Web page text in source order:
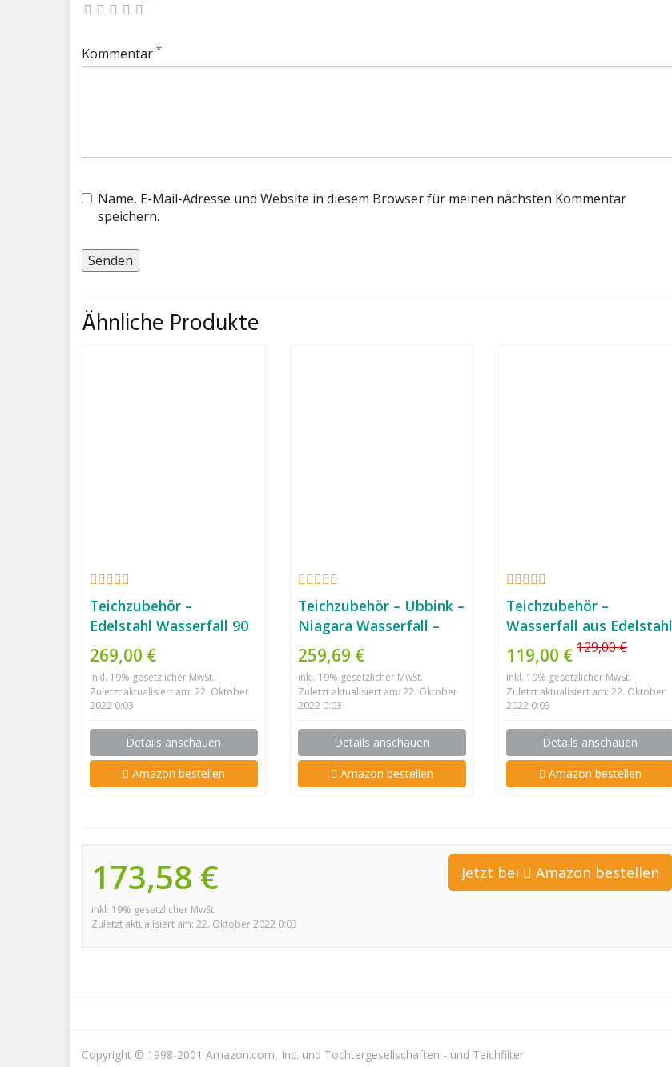
Kommentar *
Name, E-Mail-Adresse und Website in diesem Browser für meinen nächsten Kommentar
speichern.
Ähnliche Produkte
Teichzubehör –
Edelstahl Wasserfall 90
cm
269,00 €
inkl. 19% gesetzlicher MwSt.
Zuletzt aktualisiert am: 22. Oktober
2022 0:03
Details anschauen
Amazon bestellen
Teichzubehör – Ubbink –
Niagara Wasserfall –
BLAUE Leuchteinheit 30
cm
259,69 €
inkl. 19% gesetzlicher MwSt.
Zuletzt aktualisiert am: 22. Oktober
2022 0:03
Details anschauen
Amazon bestellen
Teichzubehör –
Wasserfall aus Edelstahl
60cm
119,00 € 129,00 €
inkl. 19% gesetzlicher MwSt.
Zuletzt aktualisiert am: 22. Oktober
2022 0:03
Details anschauen
Amazon bestellen
173,58 €
inkl. 19% gesetzlicher MwSt.
Zuletzt aktualisiert am: 22. Oktober 2022 0:03
Jetzt bei Amazon bestellen
Copyright © 1998-2001 Amazon.com, Inc. und Tochtergesellschaften - und Teichfilter